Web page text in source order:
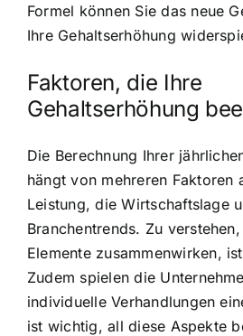
Formel können Sie das neue
Ihre Gehaltserhöhung
Faktoren, die Ihre
Gehaltserhöhung
Die Berechnung Ihrer
hängt von mehreren Faktoren
Leistung, die Wirtschaftslage
Branchentrends. Zu
Elemente zusammenwirken,
Zudem spielen die
individuelle Verhandlungen
ist wichtig, all diese Aspekte